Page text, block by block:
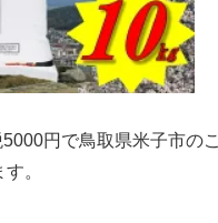
円で鳥取県米子市の
。